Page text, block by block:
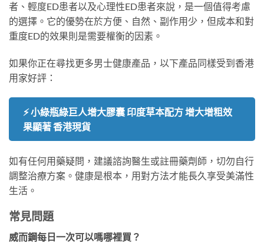
者、輕度ED患者以及心理性ED患者來說，是一個值得考慮
的選擇。它的優勢在於方便、自然、副作用少，但成本和對
重度ED的效果則是需要權衡的因素。
如果你正在尋找更多男士健康產品，以下產品同樣受到香港
用家好評：
⚡ 小綠瓶綠巨人增大膠囊 印度草本配方 增大增粗效
果顯著 香港現貨
如有任何用藥疑問，建議諮詢醫生或註冊藥劑師，切勿自行
調整治療方案。健康是根本，用對方法才能長久享受美滿性
生活。
常見問題
威而鋼每日一次可以嗎哪裡買？